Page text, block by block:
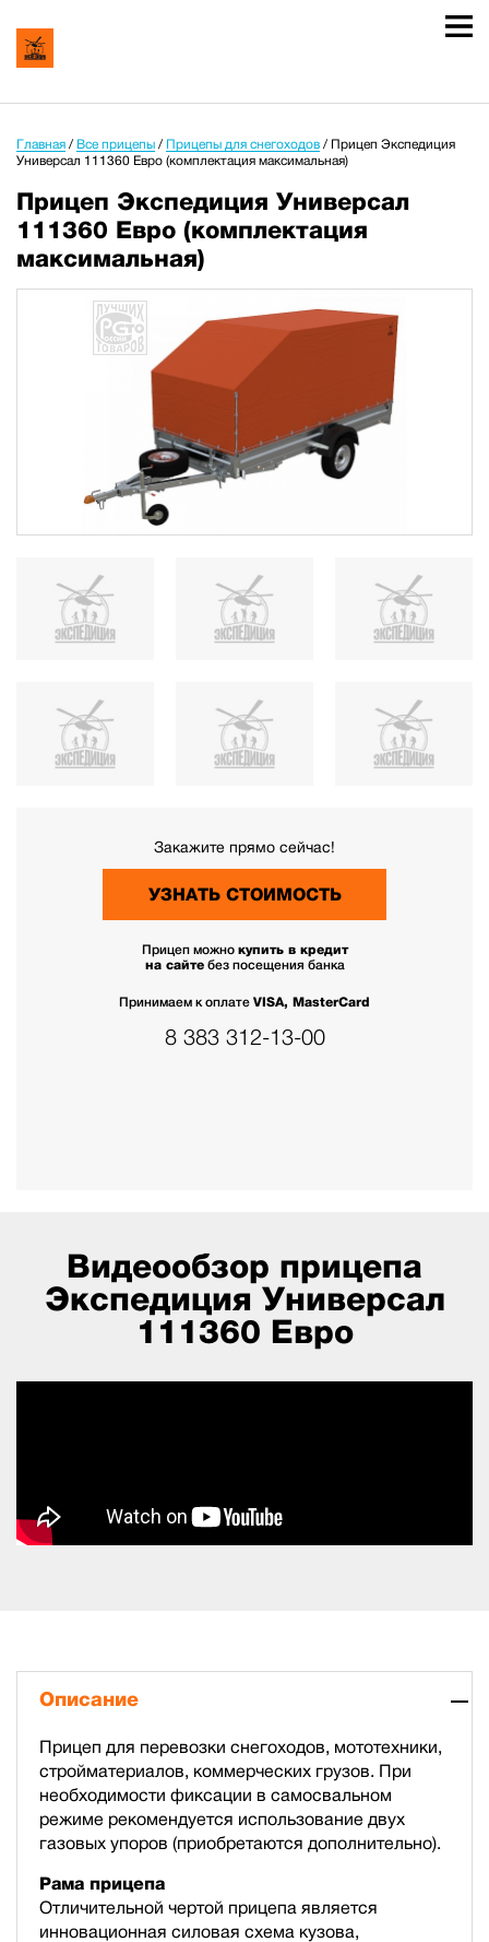
Главная / Все прицепы / Прицепы для снегоходов / Прицеп Экспедиция
Универсал 111360 Евро (комплектация максимальная)
Прицеп Экспедиция Универсал
111360 Евро (комплектация
максимальная)
Закажите прямо сейчас!
УЗНАТЬ СТОИМОСТЬ
Прицеп можно купить в кредит
на сайтебез посещения банка
Принимаем к оплате VISA, MasterCard
8 383 312-13-00
Видеообзор прицепа
Экспедиция Универсал
111360 Евро
Описание
Прицеп для перевозки снегоходов, мототехники,
стройматериалов, коммерческих грузов. При
необходимости фиксации в самосвальном
режиме рекомендуется использование двух
газовых упоров (приобретаются дополнительно).
Рама прицепа
Отличительной чертой прицепа является
инновационная силовая схема кузова,